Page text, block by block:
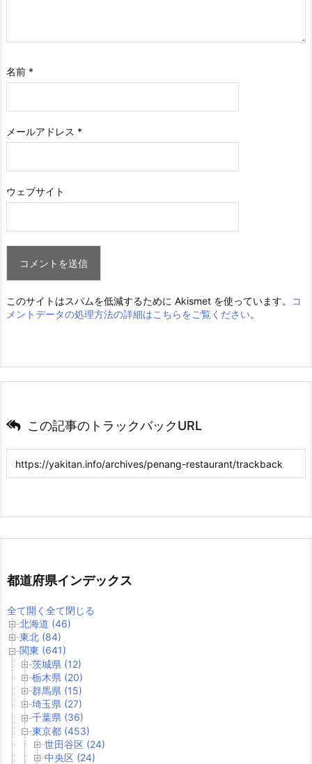
名前 *
メールアドレス *
ウェブサイト
このサイトはスパムを低減するために Akismet を使っています。
コ
メントデータの処理方法の詳細はこちらをご覧ください。
この記事のトラックバックURL
都道府県インデックス
全て開く 全て閉じる
北海道 (46)
東北 (84)
関東 (641)
茨城県 (12)
栃木県 (20)
群馬県 (15)
埼玉県 (27)
千葉県 (36)
東京都 (453)
世田谷区 (24)
中央区 (24)